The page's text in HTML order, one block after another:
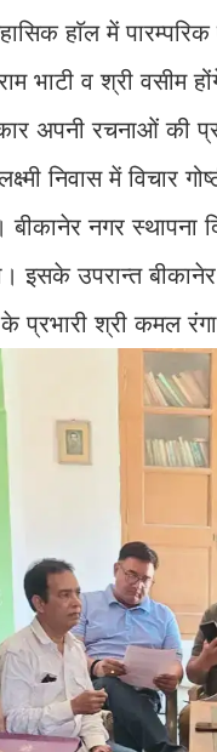
हाॅल में
भाटी व श्री
अपनी रचनाओं की
निवास में विचार
बीकानेर नगर
इसके उपरान्त
प्रभारी श्री कमल